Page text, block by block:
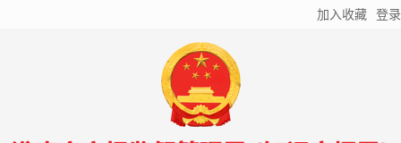
加入收藏 登录